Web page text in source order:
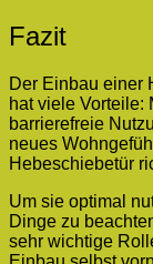
Fazit
Der Einbau einer
hat viele Vorteile:
barrierefreie
neues
Hebeschiebetür
Um sie optimal
Dinge zu
sehr wichtige